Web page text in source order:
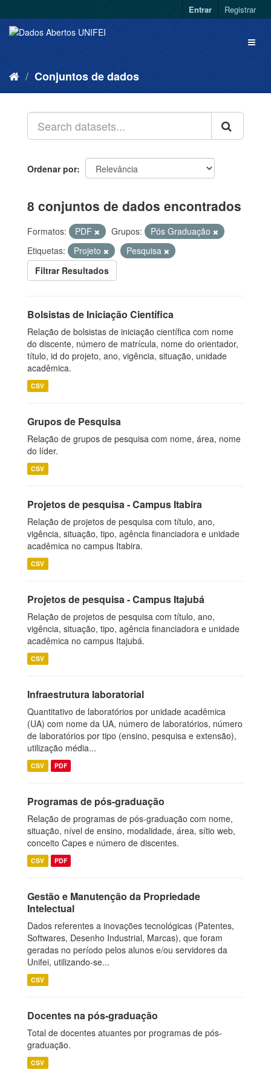
Entrar Registrar
Conjuntos de dados
Ordenar por
8 conjuntos de dados encontrados
Formatos: PDF Grupos:
Pós Graduação
Etiquetas:
Projeto
Pesquisa
Filtrar Resultados
Bolsistas de Iniciação Científica
Relação de bolsistas de iniciação científica com nome
do discente, número de matrícula, nome do orientador,
título, id do projeto, ano, vigência, situação, unidade
acadêmica.
CSV
Grupos de Pesquisa
Relação de grupos de pesquisa com nome, área, nome
do líder.
CSV
Projetos de pesquisa - Campus Itabira
Relação de projetos de pesquisa com título, ano,
vigência, situação, tipo, agência financiadora e unidade
acadêmica no campus Itabira.
CSV
Projetos de pesquisa - Campus Itajubá
Relação de projetos de pesquisa com título, ano,
vigência, situação, tipo, agência financiadora e unidade
acadêmica no campus Itajubá.
CSV
Infraestrutura laboratorial
Quantitativo de laboratórios por unidade acadêmica
(UA) com nome da UA, número de laboratórios, número
de laboratórios por tipo (ensino, pesquisa e extensão),
utilização média...
CSV PDF
Programas de pós-graduação
Relação de programas de pós-graduação com nome,
situação, nível de ensino, modalidade, área, sítio web,
conceito Capes e número de discentes.
CSV PDF
Gestão e Manutenção da Propriedade
Intelectual
Dados referentes a inovações tecnológicas (Patentes,
Softwares, Desenho Industrial, Marcas), que foram
geradas no período pelos alunos e/ou servidores da
Unifei, utilizando-se...
CSV
Docentes na pós-graduação
Total de docentes atuantes por programas de pós-
graduação.
CSV